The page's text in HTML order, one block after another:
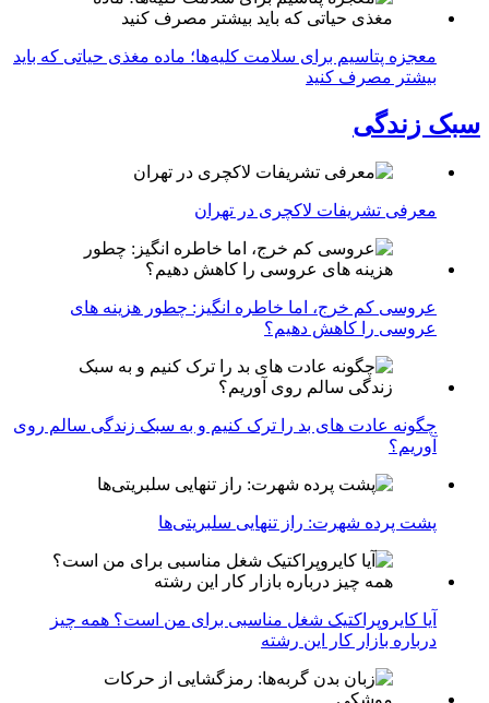
معجزه پتاسیم برای سلامت کلیه‌ها؛ ماده مغذی حیاتی که باید
بیشتر مصرف کنید
سبک زندگی
معرفی تشریفات لاکچری در تهران
عروسی کم خرج، اما خاطره انگیز: چطور هزینه های
عروسی را کاهش دهیم؟
چگونه عادت‌ های بد را ترک کنیم و به سبک زندگی سالم روی
آوریم؟
پشت پرده شهرت: راز تنهایی سلبریتی‌ها
آیا کایروپراکتیک شغل مناسبی برای من است؟ همه چیز
درباره بازار کار این رشته